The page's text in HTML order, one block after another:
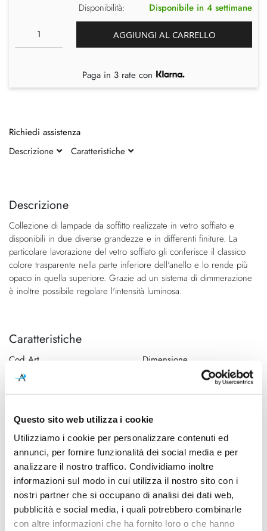
Questo sito web utilizza i cookie
Utilizziamo i cookie per personalizzare contenuti ed
annunci, per fornire funzionalità dei social media e per
analizzare il nostro traffico. Condividiamo inoltre
informazioni sul modo in cui utilizza il nostro sito con i
nostri partner che si occupano di analisi dei dati web,
pubblicità e social media, i quali potrebbero combinarle
con altre informazioni che ha fornito loro o che hanno
fine
galleria
di
immagini
della
di
immagini
Descrizione
Collezione di lampade da soffitto realizzate in vetro soffiato e
disponibili in due diverse grandezze e in differenti finiture. La
particolare lavorazione del vetro soffiato gli conferisce il classico
colore trasparente nella parte inferiore dell'anello e lo rende più
opaco in quella superiore. Grazie ad un sistema di dimmerazione
è inoltre possibile regolare l'intensità luminosa.
Caratteristiche
Cod.Art.
FUTURA PL P AM/OT NEO
E27 DIM1
Dimensione
Hangar Design Group, 2015
200mm - H 300mm
Sorgente luminosa
Lampadina Led
Potenza e attacco
Max 77W - E27
Lampadina
Esclusa
Dimmerazione
Dimmerabile
Classe energetica
Mpn
Disponibilità: Disponibile in 4 settimane
AGGIUNGI AL CARRELLO
Paga in 3 rate con
Richiedi assistenza
Descrizione
Caratteristiche